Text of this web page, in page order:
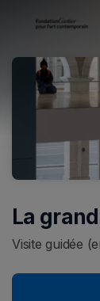
La
Visite guidée